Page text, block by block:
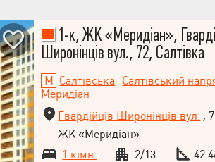
1-к, ЖК «Меридіан»,
Широнінців вул., 72, Салтівка
Салтівська Салтівський
Меридіан
Гвардійців Широнінців вул. ,
ЖК «Меридіан»
1 кімн.
2/13